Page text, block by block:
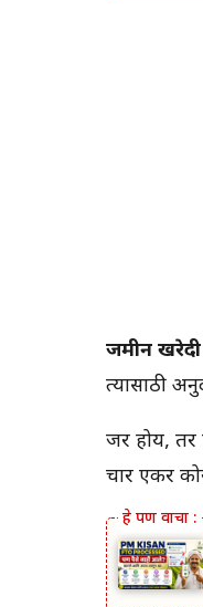
जमीन
त्यासाठी
जर होय, तर
चार एकर